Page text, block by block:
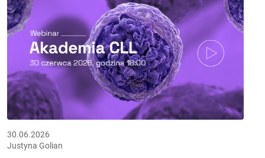
30.06.2026
Justyna Golian